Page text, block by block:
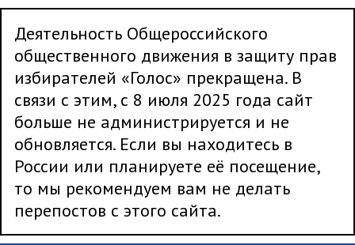
Деятельность Общероссийского
общественного движения в защиту прав
избирателей «Голос» прекращена. В
связи с этим, с 8 июля 2025 года сайт
больше не администрируется и не
обновляется. Если вы находитесь в
России или планируете её посещение,
то мы рекомендуем вам не делать
перепостов с этого сайта.